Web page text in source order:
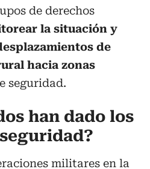
de derechos
la situación y
de
hacia zonas
seguridad.
han dado los
militares en la